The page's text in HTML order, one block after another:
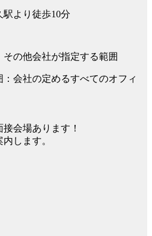
より徒歩10分
の他会社が指定する範囲
会社の定めるすべてのオフィ
会場あります！
します。